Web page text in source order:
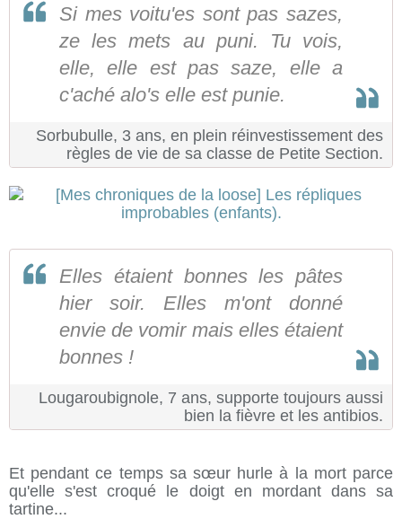
Si mes voitu'es sont pas sazes,
ze les mets au puni. Tu vois,
elle, elle est pas saze, elle a
c'aché alo's elle est punie.
Sorbubulle, 3 ans, en plein réinvestissement des
règles de vie de sa classe de Petite Section.
Elles étaient bonnes les pâtes
hier soir. Elles m'ont donné
envie de vomir mais elles étaient
bonnes !
Lougaroubignole, 7 ans, supporte toujours aussi
bien la fièvre et les antibios.
Et pendant ce temps sa sœur hurle à la mort parce
qu'elle s'est croqué le doigt en mordant dans sa
tartine...